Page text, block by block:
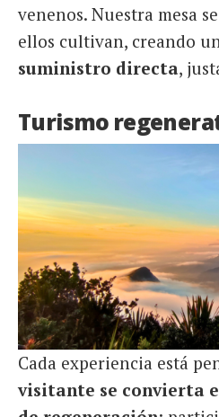
venenos. Nuestra mesa
ellos cultivan, creando
suministro directa,
Turismo
Cada experiencia está
visitante se convierta